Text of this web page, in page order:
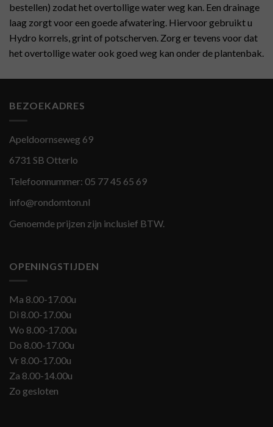
bestellen) zodat het overtollige water weg kan. Een drainage
laag zorgt voor een goede afwatering. Hiervoor gebruikt u
Hydro korrels, grint of potscherven. Zorg er tevens voor dat
het overtollige water ook goed weg kan onder de plantenbak.
BEZOEKADRES
Apeldoornseweg 69
6731 SB Otterlo
Telefoonnummer: 05 77 45 65 69
info@rondomton.nl
Genoemde prijzen zijn inclusief BTW.
OPENINGSTIJDEN
Ma 8.00-17.00u
Di 8.00-17.00u
Wo 8.00-17.00u
Do 8.00-17.00u
Vr 8.00-17.00u
Za 8.00-14.00u
Zo gesloten